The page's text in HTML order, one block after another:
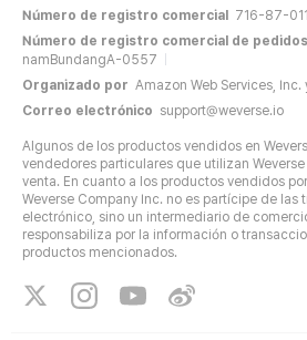
Número de registro comercial
716-87-
Número de registro comercial de
namBundangA-0557
Organizado por Amazon Web Services, Inc.
Correo electrónico support@weverse.io
Algunos de los productos vendidos en
vendedores particulares que utilizan
venta. En cuanto a los productos vendidos
Weverse Company Inc. no es partícipe de
electrónico, sino un intermediario de
responsabiliza por la información o
productos mencionados.